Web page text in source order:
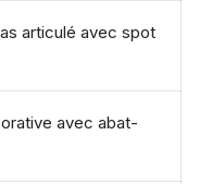
articulé avec spot
avec abat-